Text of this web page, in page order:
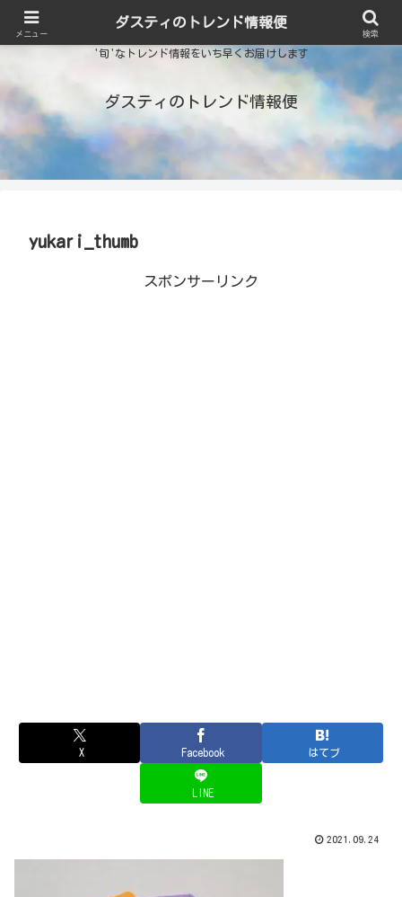
'旬'なトレンド情報をいち早くお届けします
ダスティのトレンド情報便
yukari_thumb
スポンサーリンク
X Facebook はてブ
LINE
2021.09.24
メニュー
ダスティのトレンド情報便
検索